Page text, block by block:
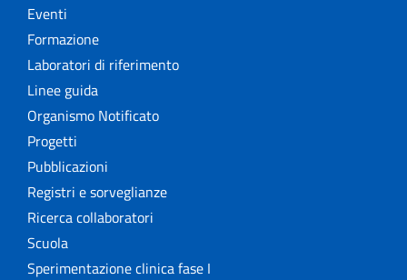
Eventi
Formazione
Laboratori di riferimento
Linee guida
Organismo Notificato
Progetti
Pubblicazioni
Registri e sorveglianze
Ricerca collaboratori
Scuola
Sperimentazione clinica fase I